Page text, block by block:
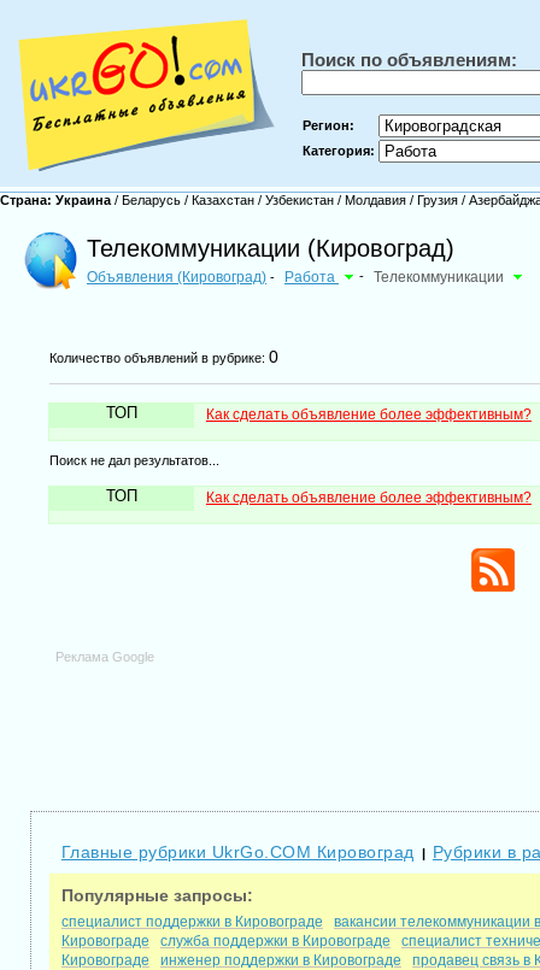
Поиск по объявлениям:
Регион:
Категория:
Страна: Украина / Беларусь / Казахстан / Узбекистан / Молдавия / Грузия /
Телекоммуникации (Кировоград)
Объявления (Кировоград) - Работа - Телекоммуникации
Количество объявлений в рубрике: 0
ТОП Как сделать объявление более эффективным?
Поиск не дал результатов...
ТОП Как сделать объявление более эффективным?
Реклама Google
Главные рубрики UkrGo.COM Кировоград | Рубрики в
Популярные запросы:
специалист поддержки в Кировограде
вакансии телекоммуникации
Кировограде
служба поддержки в Кировограде
специалист
Кировограде
инженер поддержки в Кировограде
продавец связь в